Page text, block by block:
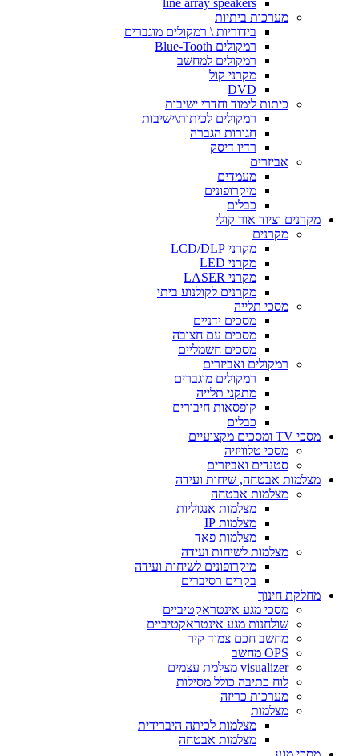
line array speakers
מערכות ביתיות
בידוריות \ רמקולים מוגברים
רמקולים Blue-Tooth
רמקולים למחשב
מקרני קול
DVD
כיתות לימוד וחדרי ישיבות
רמקולים לכיתות\ישיבות
חגורות הגברה
רדיו דיסק
אביזרים
מעמדים
מיקרופונים
כבלים
מקרנים וציוד אור קולי
מקרנים
מקרני LCD/DLP
מקרני LED
מקרני LASER
מקרנים לקולנוע ביתי
מסכי תלייה
מסכים ידניים
מסכים עם חצובה
מסכים חשמליים
רמקולים ואביזרים
רמקולים מוגברים
מתקני תלייה
קופסאות חיבורים
כבלים
מסכי TV ומסכים מקצועיים
מסכי טלוויזיה
סטנדים ואביזרים
מצלמות אבטחה, שיחות ועידה
מצלמות אבטחה
מצלמות אנגוליות
מצלמות IP
מצלמות פאד
מצלמות לשיחות ועידה
מיקרופונים לשיחות ועידה
בקרים רסיברים
מחלקת חינוך
מסכי מגע אינטראקטיביים
שולחנות מגע אינטראקטיביים
מחשב חכם צמוד קיר
OPS מחשב
visualizer מצלמת עצמים
לוח כתיבה כולל מסילות
מערכות כריזה
מצלמות
מצלמות לכיתה היברידית
מצלמות אבטחה